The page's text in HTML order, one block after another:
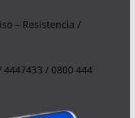
– Resistencia /
4447433 / 0800 444